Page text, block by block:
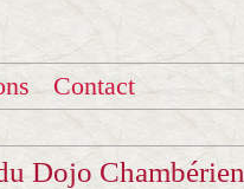
Contact
Dojo Chambérien